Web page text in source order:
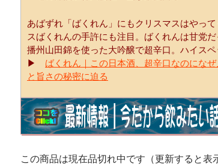
あばずれ「ばくれん」にもクリスマスはやっ
スばくれんの手許にも注目。ばくれんは甘党だ
播州山田錦を使った大吟醸で超辛口。ハイスペ
▶ ばくれん｜この日本酒、超辛口なのにな
と旨さの秘密に迫る
この商品は現在品切れ中です（更新すると表